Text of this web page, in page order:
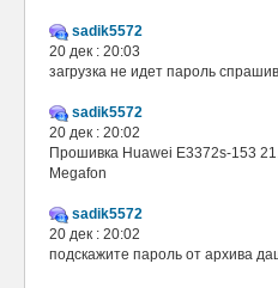
sadik5572
20 дек : 20:03
загрузка не идет пароль
sadik5572
20 дек : 20:02
Прошивка Huawei E3372s-153
Megafon
sadik5572
20 дек : 20:02
подскажите пароль от архива